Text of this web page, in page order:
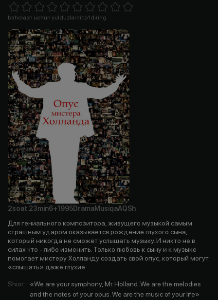
1 Star 2 Stars 3 Stars 4 Stars5 Stars 6 Stars7 Stars8 Stars
baholash uchun yulduzlarni to'ldiring
2soat 23min6+1995DramaMusiqaAQSh
Для гениального композитора, живущего музыкой самым
страшным ударом оказывается рождение глухого сына,
который никогда не сможет услышать музыку. И никто не в
силах что - либо изменить. Только любовь к сыну и к музыке
помогает мистеру Холланду создать свой опус, который могут
«слышать» даже глухие.
Shior:
«We are your symphony, Mr. Holland. We are the melodies
and the notes of your opus. We are the music of your life»